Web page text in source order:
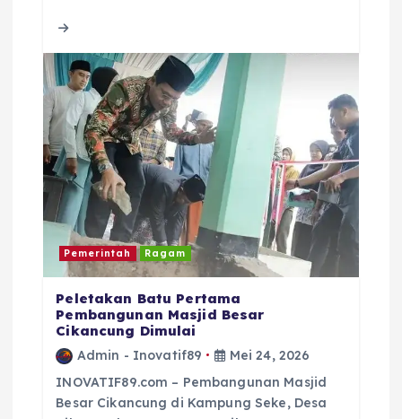
o
k
p
Pemerintah Ragam
Peletakan Batu Pertama
Pembangunan Masjid Besar
Cikancung Dimulai
Admin - Inovatif89
Mei 24, 2026
INOVATIF89.com – Pembangunan Masjid
Besar Cikancung di Kampung Seke, Desa